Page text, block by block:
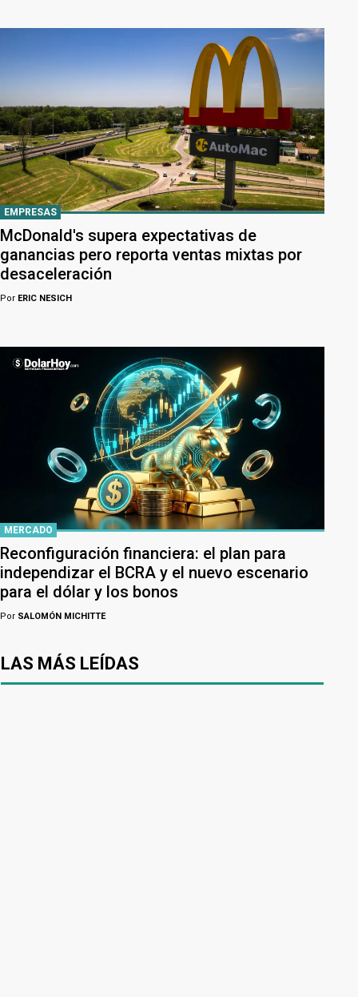
EMPRESAS
McDonald's supera expectativas de
ganancias pero reporta ventas mixtas por
desaceleración
Por ERIC NESICH
MERCADO
Reconfiguración financiera: el plan para
independizar el BCRA y el nuevo escenario
para el dólar y los bonos
Por SALOMÓN MICHITTE
LAS MÁS LEÍDAS